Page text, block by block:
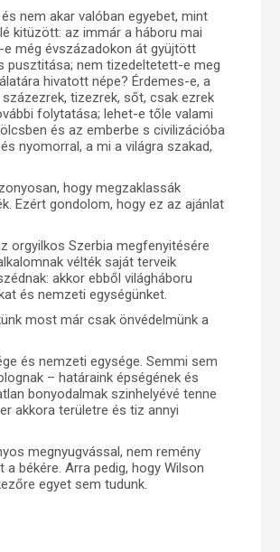
nem akar valóban egyebet, mint
kitüzött: az immár a háboru mai
e még évszázadokon át gyüjtött
pusztitása; nem tizedeltetett-e meg
hivatott népe? Érdemes-e, a
tizezrek, sőt, csak ezrek
folytatása; lehet-e tőle valami
és az emberbe s civilizációba
nyomorral, a mi a világra szakad,
hogy megzaklassák
Ezért gondolom, hogy ez az ajánlat
orgyilkos Szerbia megfenyitésére
vélték saját terveik
akkor ebből világháboru
és nemzeti egységünket.
most már csak önvédelmünk a
és nemzeti egysége. Semmi sem
– határaink épségének és
bonyodalmak szinhelyévé tenne
akkora területre és tiz annyi
megnyugvással, nem remény
békére. Arra pedig, hogy Wilson
egyet sem tudunk.